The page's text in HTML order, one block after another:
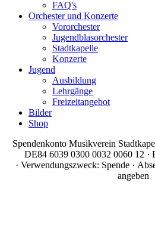
FAQ's
Orchester und Konzerte
Vororchester
Jugendblasorchester
Stadtkapelle
Konzerte
Jugend
Ausbildung
Lehrgänge
Freizeitangebot
Bilder
Shop
Spendenkonto Musikverein
DE84 6039 0300 0032 0060 12
· Verwendungszweck: Spende ·
angeben